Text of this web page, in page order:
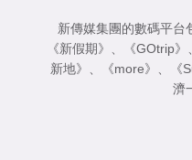
新傳媒集團的數碼平台
《新假期》
《GOtrip》
新地》
《more》 《
濟